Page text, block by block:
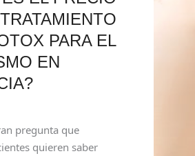
PARA EL
EN
pregunta que
quieren saber